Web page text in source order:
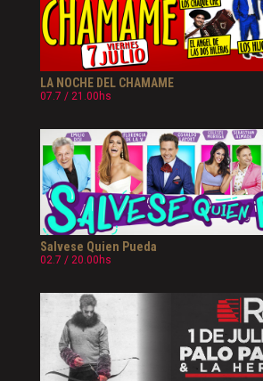
LA NOCHE DEL CHAMAME
07.7 / 21.00hs
Salvese Quien Pueda
02.7 / 20.00hs